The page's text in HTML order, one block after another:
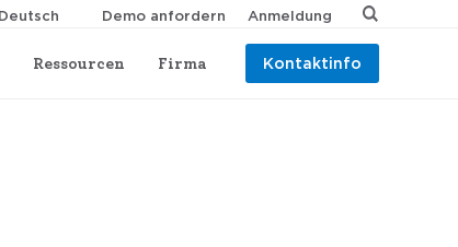
Ressourcen Firma Kontaktinfo
Demo anfordern Anmeldung